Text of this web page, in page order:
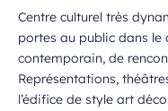
Centre culturel très
portes au public dans le
contemporain, de
Représentations,
l’édifice de style art